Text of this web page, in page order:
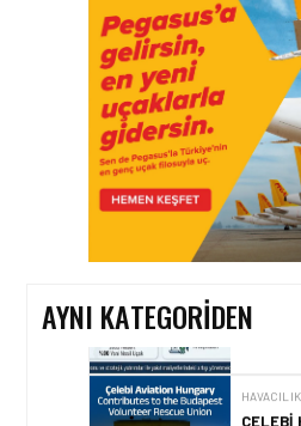
AYNI KATEGORIDEN
HITIT
YAKIT
YÜZDE
KARŞI